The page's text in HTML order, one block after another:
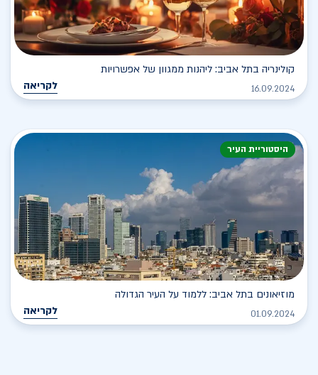
קולינריה בתל אביב: ליהנות ממגוון של אפשרויות
16.09.2024 לקריאה
היסטוריית העיר
מוזיאונים בתל אביב: ללמוד על העיר הגדולה
01.09.2024 לקריאה